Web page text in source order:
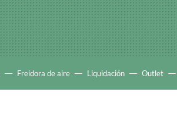
Freidora de aire Liquidación Outlet